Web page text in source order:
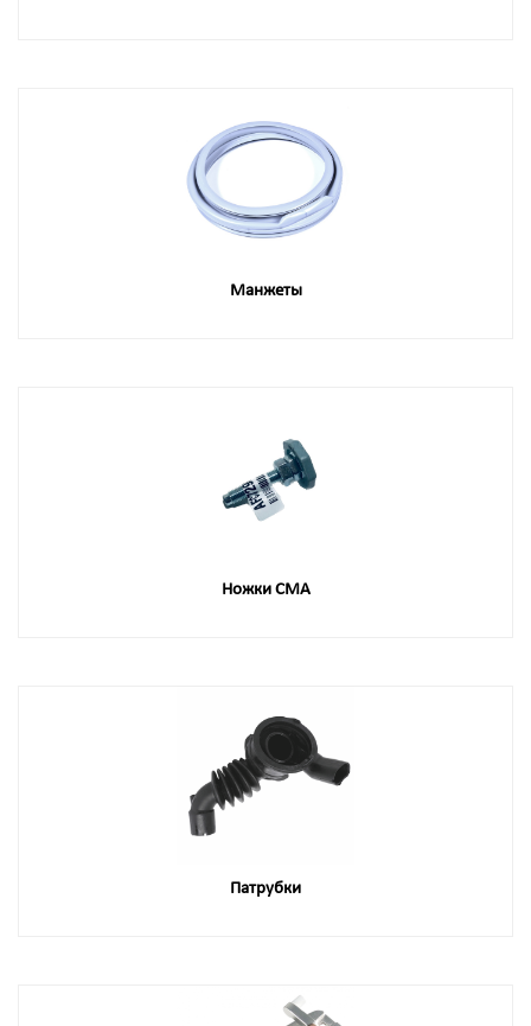
Манжеты
Ножки СМА
Патрубки